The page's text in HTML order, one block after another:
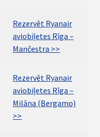
Rezervēt Ryanair
aviobiļetes Rīga –
Mančestra >>
Rezervēt Ryanair
aviobiļetes Rīga –
Milāna (Bergamo)
>>